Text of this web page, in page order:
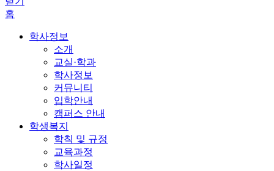
홈
학사정보
소개
교실·학과
학사정보
커뮤니티
입학안내
캠퍼스 안내
학생복지
학칙 및 규정
교육과정
학사일정